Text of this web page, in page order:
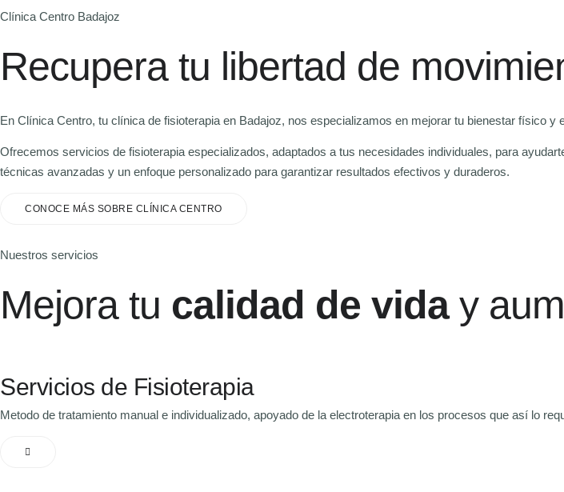
Clínica Centro Badajoz
Recupera tu libertad de
En Clínica Centro, tu clínica de fisioterapia en Badajoz, nos especializamos en mejorar tu bienestar físico y
Ofrecemos servicios de fisioterapia especializados, adaptados a tus necesidades individuales, para
técnicas avanzadas y un enfoque personalizado para garantizar resultados efectivos y duraderos.
CONOCE MÁS SOBRE CLÍNICA CENTRO
Nuestros servicios
Mejora tu calidad de viday
Servicios de Fisioterapia
Metodo de tratamiento manual e individualizado, apoyado de la electroterapia en los procesos que así lo